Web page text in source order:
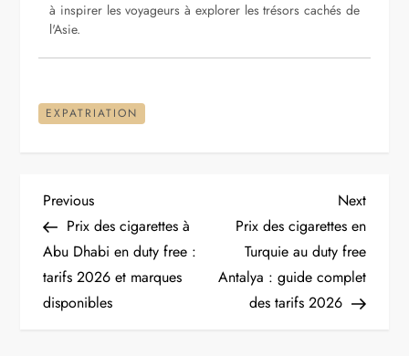
à inspirer les voyageurs à explorer les trésors cachés de
l'Asie.
EXPATRIATION
N
a
v
Previous
Post
Previous
Prix des cigarettes à
Abu Dhabi en duty free :
tarifs 2026 et marques
disponibles
Next
Post
Next
Prix des cigarettes en
Turquie au duty free
Antalya : guide complet
des tarifs 2026